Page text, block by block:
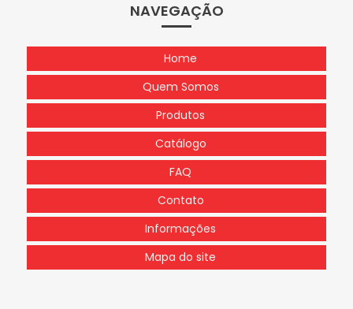
NAVEGAÇÃO
Home
Quem Somos
Produtos
Catálogo
FAQ
Contato
Informações
Mapa do site